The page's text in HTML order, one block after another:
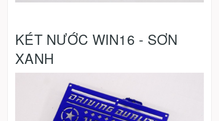
KÉT NƯỚC WIN16 - SƠN
XANH